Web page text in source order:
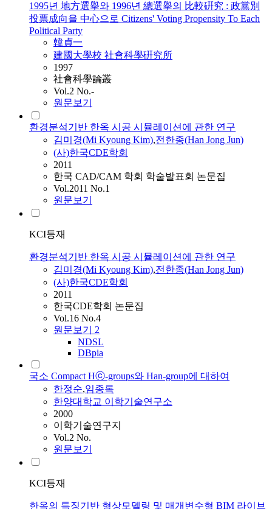
1995년 地方選擧와 1996년 總選擧의 比較硏究 : 政黨別
投票成向을 中心으로 Citizens' Voting Propensity To Each
Political Party
韓貞一
建國大學校 社會科學硏究所
1997
社會科學論叢
Vol.2 No.-
원문보기
환경분석기반 한옥 시공 시뮬레이션에 관한 연구
김미경(Mi Kyoung Kim),전한종(Han Jong Jun)
(사)한국CDE학회
2011
한국 CAD/CAM 학회 학술발표회 논문집
Vol.2011 No.1
원문보기
KCI등재
환경분석기반 한옥 시공 시뮬레이션에 관한 연구
김미경(Mi Kyoung Kim),전한종(Han Jong Jun)
(사)한국CDE학회
2011
한국CDE학회 논문집
Vol.16 No.4
원문보기 2
NDSL
DBpia
국소 Compact Hⓒ-groups와 Han-group에 대하여
한정순,임종록
한양대학교 이학기술연구소
2000
이학기술연구지
Vol.2 No.
원문보기
KCI등재
한옥의 특징기반 형상모델링 및 매개변수형 BIM 라이브